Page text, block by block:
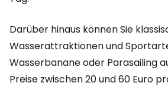
Darüber hinaus können Sie
Wasserattraktionen und
Wasserbanane oder Parasailing
Preise zwischen 20 und 60 Euro